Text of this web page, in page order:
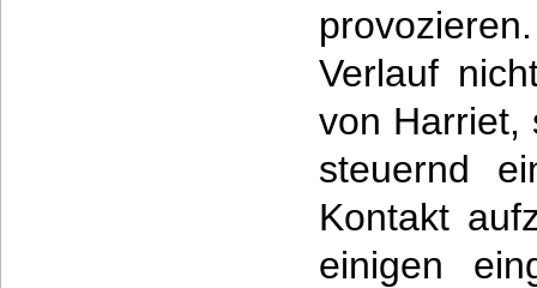
Verlauf
von Harriet,
steuernd
Kontakt
einigen